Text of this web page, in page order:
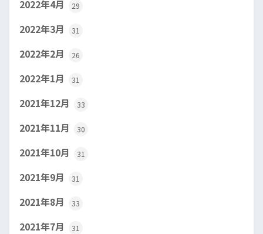
2022年4月 29
2022年3月 31
2022年2月 26
2022年1月 31
2021年12月 33
2021年11月 30
2021年10月 31
2021年9月 31
2021年8月 33
2021年7月 31